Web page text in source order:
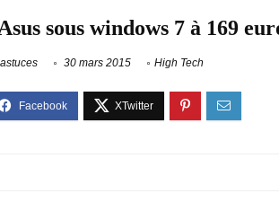
sous windows 7 à 169
30 mars 2015 High Tech